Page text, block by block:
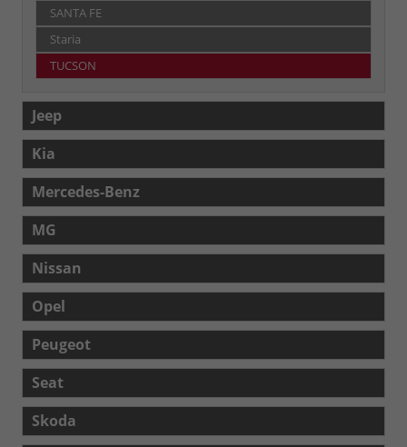
SANTA FE
Staria
TUCSON
Jeep
Kia
Mercedes-Benz
MG
Nissan
Opel
Peugeot
Seat
Skoda